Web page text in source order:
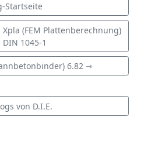
Startseite
(FEM Plattenberechnung)
DIN 1045-1
6.82 ⇾
von D.I.E.